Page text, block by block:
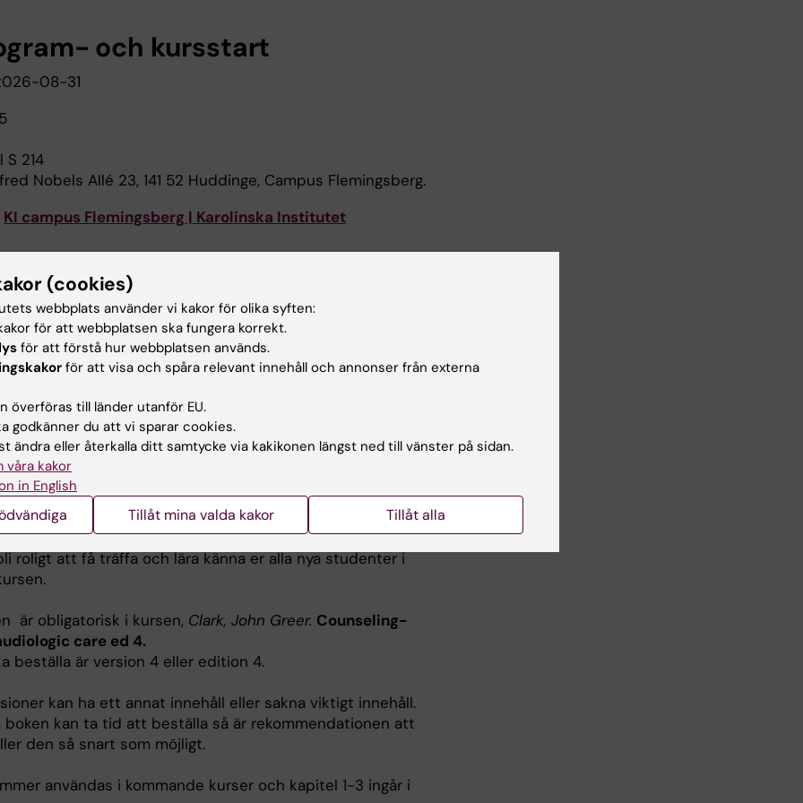
och kursstart
08-31
S 214
Nobels Allé 23, 141 52 Huddinge, Campus Flemingsberg.
KI campus Flemingsberg | Karolinska Institutet
är obligatoriskt. Ta med legitimation.
förhinder som du inte rår över så måste du kontakta
hellgren@ki.se
närvarande eller inte hört av dig anses du lämnat återbud
från kursansvarig i kursen audiologisk grundkurs
som ny student till Audionomprogrammet!
Helene Bergström och är kursansvarig för den första
grundkurs.
roligt att få träffa och lära känna er alla nya studenter i
är obligatorisk i kursen, Clark, John Greer. Counseling-
care ed 4.
beställa är version 4 eller edition 4.
kan ha ett annat innehåll eller sakna viktigt innehåll.
boken kan ta tid att beställa så är rekommendationen att
den så snart som möjligt.
användas i kommande kurser och kapitel 1-3 ingår i
(cookies)
webbplats använder vi kakor för olika syften:
för att webbplatsen ska fungera korrekt.
för att förstå hur webbplatsen används.
för att visa och spåra relevant innehåll och annonser från externa
överföras till länder utanför EU.
godkänner du att vi sparar cookies.
ändra eller återkalla ditt samtycke via kakikonen längst ned till vänster på sidan.
våra kakor
in English
Tillåt mina valda kakor Tillåt alla